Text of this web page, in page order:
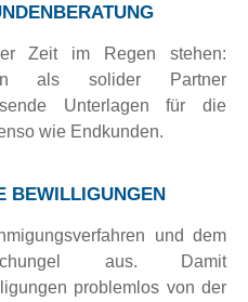
Zeit im Regen stehen:
als solider Partner
Unterlagen für die
wie Endkunden.
BEWILLIGUNGEN
und dem
aus. Damit
problemlos von der